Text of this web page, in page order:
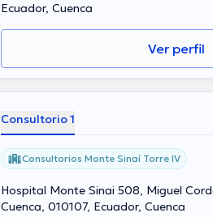
Ecuador, Cuenca
Ver perfil
Consultorio 1
Consultorios Monte Sinaí Torre IV
Hospital Monte Sinai 508, Miguel
Cuenca, 010107, Ecuador, Cuenca